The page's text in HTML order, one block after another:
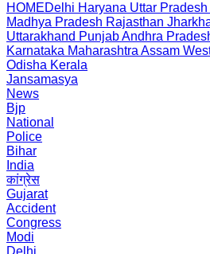
HOMEDelhi Haryana Uttar Pradesh
Madhya Pradesh Rajasthan
Uttarakhand PunjabAndhra
Karnataka Maharashtra Assam
Odisha Kerala
Jansamasya
News
Bjp
National
Police
Bihar
India
कांग्रेस
Gujarat
Accident
Congress
Modi
Delhi